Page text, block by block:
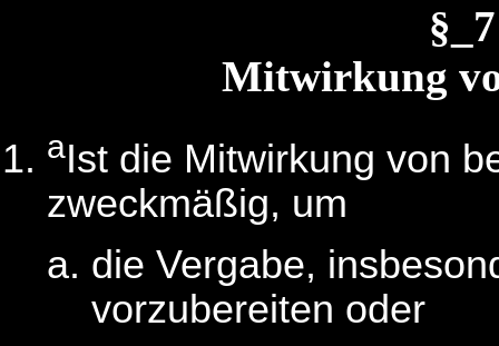
Mitwirkung
aIst die Mitwirkung von
zweckmäßig, um
die Vergabe,
vorzubereiten oder